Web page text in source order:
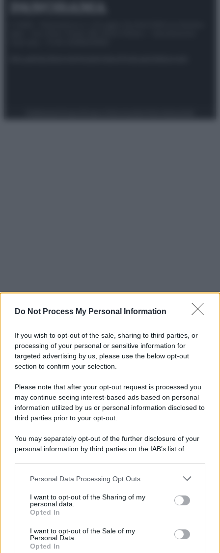
Do Not Process My Personal Information
If you wish to opt-out of the sale, sharing to third parties, or
processing of your personal or sensitive information for
targeted advertising by us, please use the below opt-out
section to confirm your selection.
Please note that after your opt-out request is processed you
may continue seeing interest-based ads based on personal
information utilized by us or personal information disclosed to
third parties prior to your opt-out.
You may separately opt-out of the further disclosure of your
personal information by third parties on the IAB’s list of
This information may also be disclosed by us to third parties
disclose it to other third parties.
Please note that this website/app uses one or more Google
services and may gather and store information including but
not limited to your visit or usage behaviour. You may click to
grant or deny consent to Google and its third-party tags to
Personal Data Processing Opt Outs
I want to opt-out of the Sharing of my
personal data.
Opted In
I want to opt-out of the Sale of my
Personal Data.
Opted In